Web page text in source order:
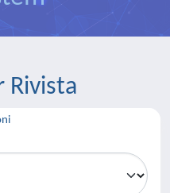
Rivista